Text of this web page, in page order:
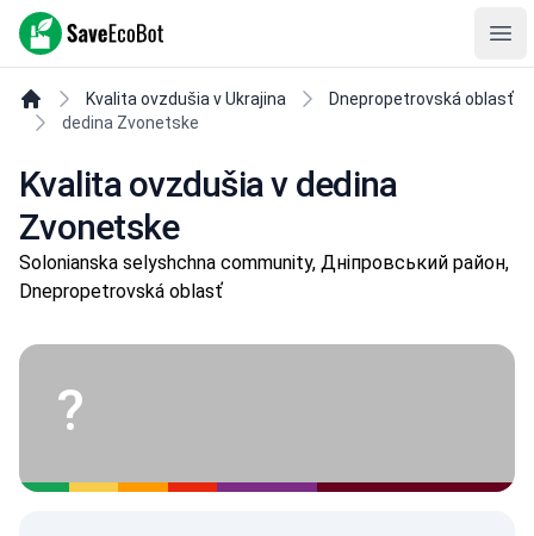
SaveEcoBot
Kvalita ovzdušia v Ukrajina
Dnepropetrovská oblasť
dedina Zvonetske
Kvalita ovzdušia v dedina
Zvonetske
Solonianska selyshchna community, Дніпровський район,
Dnepropetrovská oblasť
?